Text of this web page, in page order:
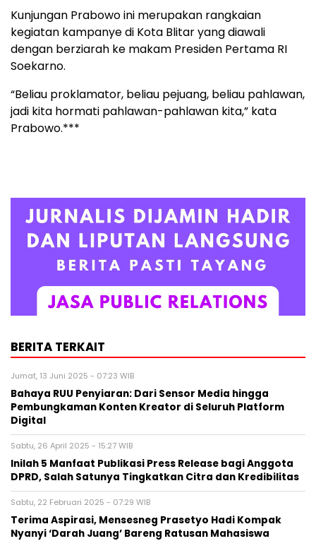
Kunjungan Prabowo ini merupakan rangkaian
kegiatan kampanye di Kota Blitar yang diawali
dengan berziarah ke makam Presiden Pertama RI
Soekarno.
“Beliau proklamator, beliau pejuang, beliau pahlawan,
jadi kita hormati pahlawan-pahlawan kita,” kata
Prabowo.***
BERITA TERKAIT
Jumat, 13 Juni 2025 - 07:23 WIB
Bahaya RUU Penyiaran: Dari Sensor Media hingga
Pembungkaman Konten Kreator di Seluruh Platform
Digital
Sabtu, 26 April 2025 - 15:27 WIB
Inilah 5 Manfaat Publikasi Press Release bagi Anggota
DPRD, Salah Satunya Tingkatkan Citra dan Kredibilitas
Sabtu, 22 Februari 2025 - 07:29 WIB
Terima Aspirasi, Mensesneg Prasetyo Hadi Kompak
Nyanyi ‘Darah Juang’ Bareng Ratusan Mahasiswa